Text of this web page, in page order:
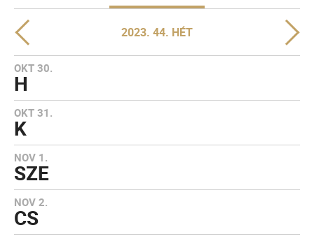
2023. 44. HÉT
OKT 30.
H
OKT 31.
K
NOV 1.
SZE
NOV 2.
CS